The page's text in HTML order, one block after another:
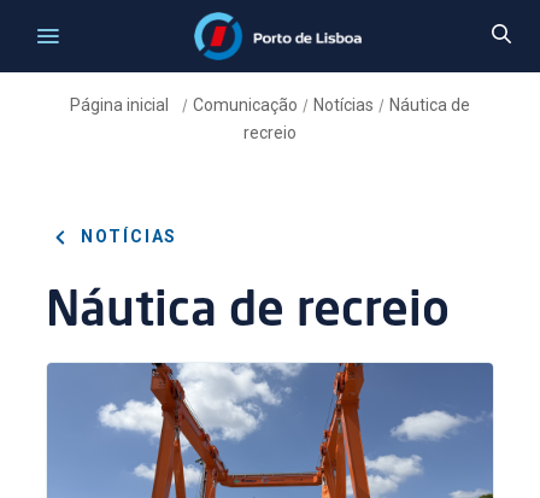
Página inicial / Comunicação / Notícias / Náutica de
recreio
NOTÍCIAS
Náutica de recreio